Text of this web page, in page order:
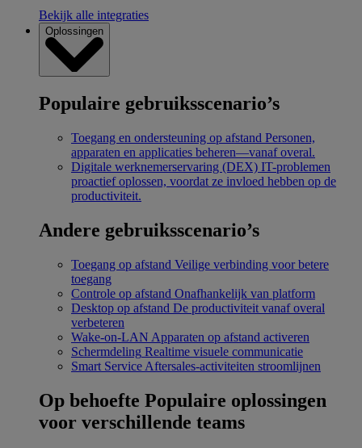
Bekijk alle integraties
Oplossingen
Populaire gebruiksscenario’s
Toegang en ondersteuning op afstand Personen,
apparaten en applicaties beheren—vanaf overal.
Digitale werknemerservaring (DEX) IT-problemen
proactief oplossen, voordat ze invloed hebben op de
productiviteit.
Andere gebruiksscenario’s
Toegang op afstand Veilige verbinding voor betere
toegang
Controle op afstand Onafhankelijk van platform
Desktop op afstand De productiviteit vanaf overal
verbeteren
Wake-on-LAN Apparaten op afstand activeren
Schermdeling Realtime visuele communicatie
Smart Service Aftersales-activiteiten stroomlijnen
Op behoefte Populaire oplossingen
voor verschillende teams